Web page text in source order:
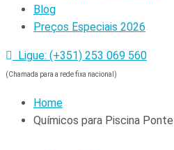
Blog
Preços Especiais 2026
Ligue: (+351) 253 069 560
(Chamada para a rede fixa nacional)
Home
Químicos para Piscina